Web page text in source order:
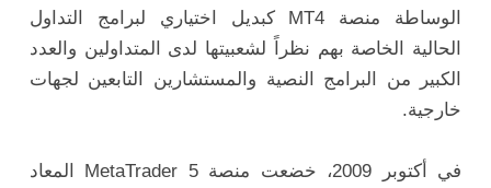
الوساطة منصة MT4 كبديل اختياري لبرامج التداول
الحالية الخاصة بهم نظراً لشعبيتها لدى المتداولين والعدد
الكبير من البرامج النصية والمستشارين التابعين لجهات
خارجية.
في أكتوبر 2009، خضعت منصة MetaTrader 5 المعاد